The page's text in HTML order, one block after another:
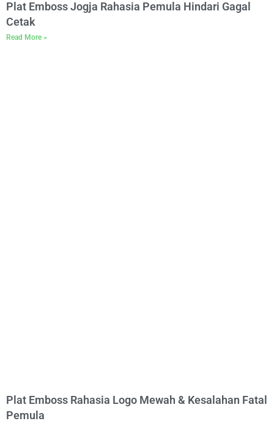
Plat Emboss Jogja Rahasia Pemula Hindari Gagal
Cetak
Read More »
Plat Emboss Rahasia Logo Mewah & Kesalahan Fatal
Pemula